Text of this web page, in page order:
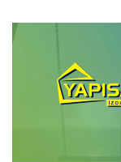
HİZMETLER
BÖLGELER